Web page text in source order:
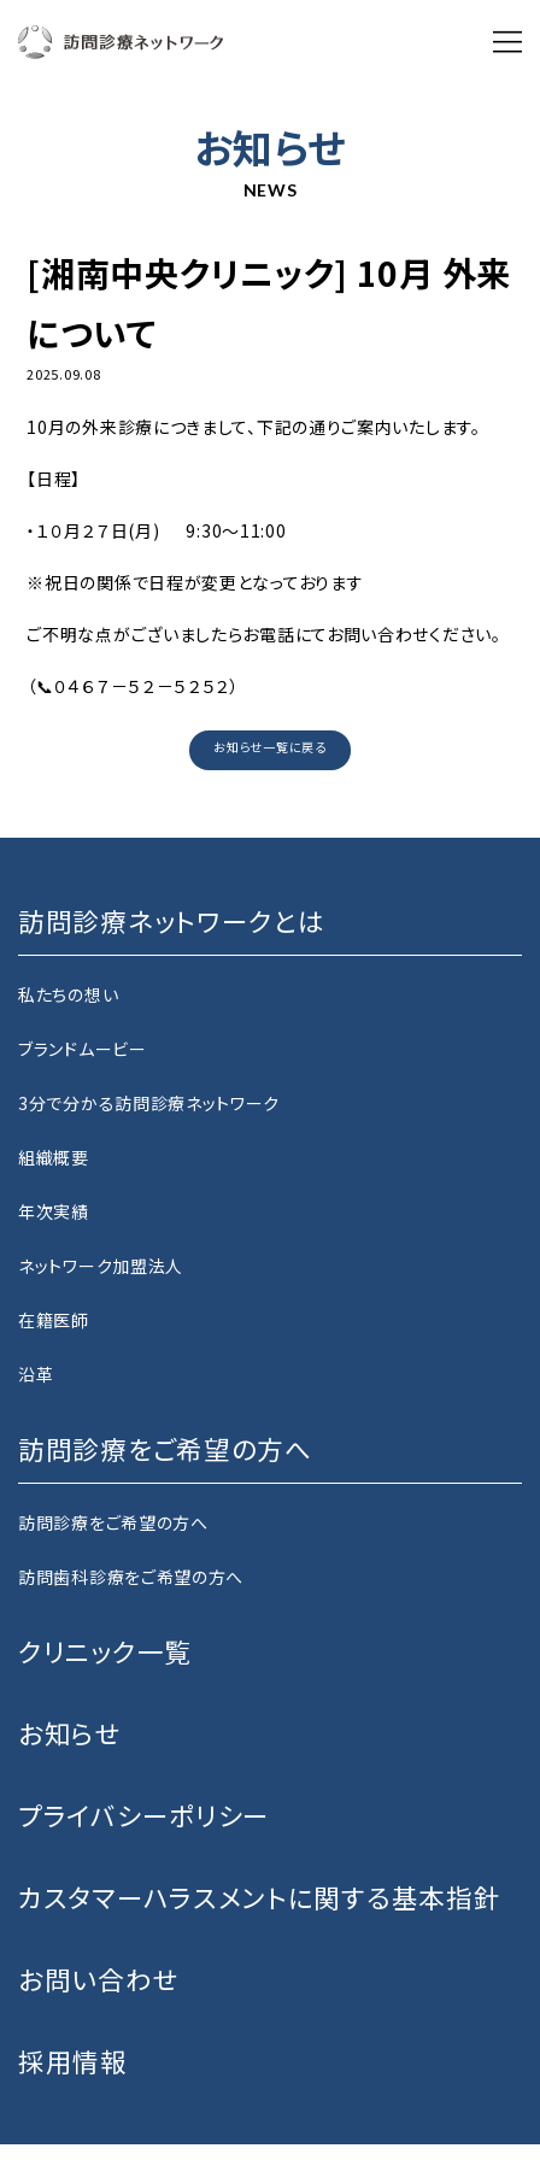
訪問診療ネットワークとは
ブランドムービー
組織概要
年次実績
在籍医師
沿革
訪問歯科診療をご希望の方へ
CLINIC SEARCH
お知らせ
プライバシーポリシー
カスタマーハラスメントに関する基本指針
CONTACT
お問い合わせ
採用情報
お知らせ
NEWS
[湘南中央クリニック] 10月 外来
について
2025.09.08
10月の外来診療につきまして、下記の通りご案内いたします。
【日程】
・１０月２７日(月) 9:30～11:00
※祝日の関係で日程が変更となっております
ご不明な点がございましたらお電話にてお問い合わせください。
（📞０４６７－５２－５２５２）
お知らせ一覧に戻る
訪問診療ネットワークとは
私たちの想い
ブランドムービー
3分で分かる訪問診療ネットワーク
組織概要
年次実績
ネットワーク加盟法人
在籍医師
沿革
訪問診療をご希望の方へ
訪問診療をご希望の方へ
訪問歯科診療をご希望の方へ
クリニック一覧
お知らせ
プライバシーポリシー
カスタマーハラスメントに関する基本指針
お問い合わせ
採用情報